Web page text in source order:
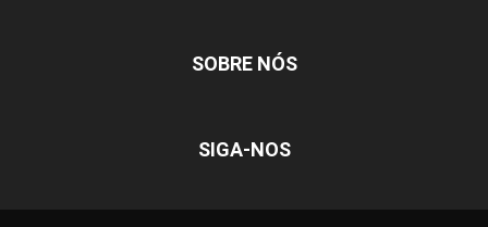
SOBRE NÓS
SIGA-NOS